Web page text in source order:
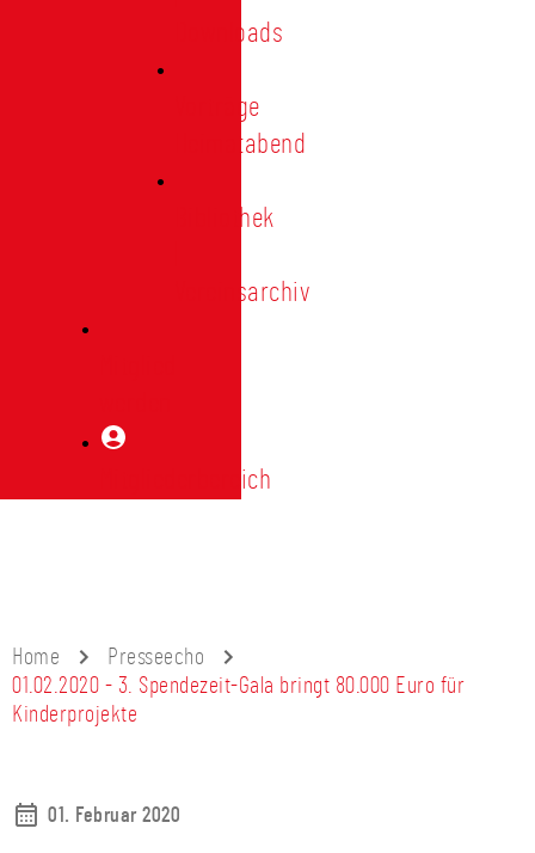
Downloads
Vorträge
Heimatabend
Bibliothek
Vereinsarchiv
Mitgliederbereich
Home
Presseecho
01.02.2020 - 3. Spendezeit-Gala bringt 80.000 Euro für
Kinderprojekte
01. Februar 2020